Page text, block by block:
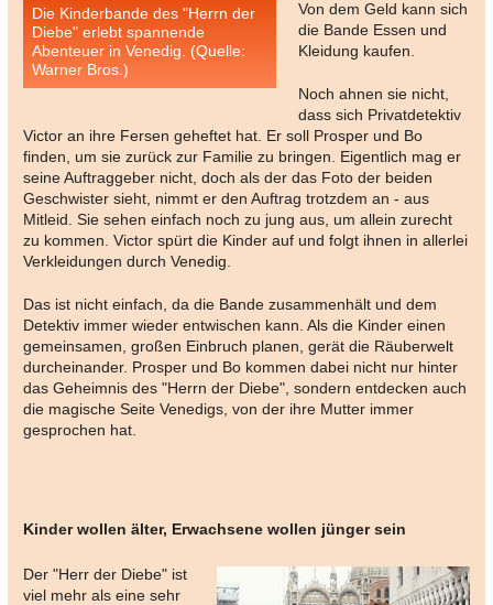
Die Kinderbande des "Herrn der
Diebe" erlebt spannende
Abenteuer in Venedig. (Quelle:
Warner Bros.)
Von dem Geld kann sich
die Bande Essen und
Kleidung kaufen.
Noch ahnen sie nicht,
dass sich Privatdetektiv
Victor an ihre Fersen geheftet hat. Er soll Prosper und Bo
finden, um sie zurück zur Familie zu bringen. Eigentlich mag er
seine Auftraggeber nicht, doch als der das Foto der beiden
Geschwister sieht, nimmt er den Auftrag trotzdem an - aus
Mitleid. Sie sehen einfach noch zu jung aus, um allein zurecht
zu kommen. Victor spürt die Kinder auf und folgt ihnen in allerlei
Verkleidungen durch Venedig.
Das ist nicht einfach, da die Bande zusammenhält und dem
Detektiv immer wieder entwischen kann. Als die Kinder einen
gemeinsamen, großen Einbruch planen, gerät die Räuberwelt
durcheinander. Prosper und Bo kommen dabei nicht nur hinter
das Geheimnis des "Herrn der Diebe", sondern entdecken auch
die magische Seite Venedigs, von der ihre Mutter immer
gesprochen hat.
Kinder wollen älter, Erwachsene wollen jünger sein
Der "Herr der Diebe" ist
viel mehr als eine sehr